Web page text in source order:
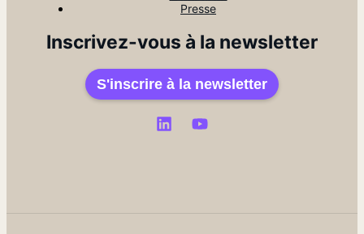
Presse
Inscrivez-vous à la newsletter
S'inscrire à la newsletter